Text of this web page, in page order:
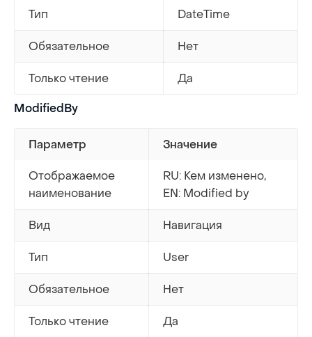
Тип DateTime
Обязательное Нет
Только чтение Да
ModifiedBy
Параметр Значение
Отображаемое
наименование
RU: Кем изменено,
EN: Modified by
Вид Навигация
Тип User
Обязательное Нет
Только чтение Да